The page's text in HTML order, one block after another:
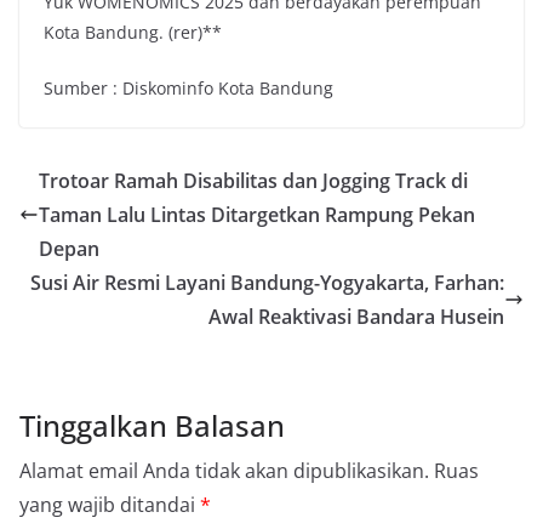
Kota Bandung. (rer)**
Sumber : Diskominfo Kota Bandung
Trotoar Ramah Disabilitas dan Jogging Track di
Taman Lalu Lintas Ditargetkan Rampung Pekan
Depan
Susi Air Resmi Layani Bandung-Yogyakarta, Farhan:
Awal Reaktivasi Bandara Husein
Tinggalkan Balasan
Alamat email Anda tidak akan dipublikasikan. Ruas
yang wajib ditandai *